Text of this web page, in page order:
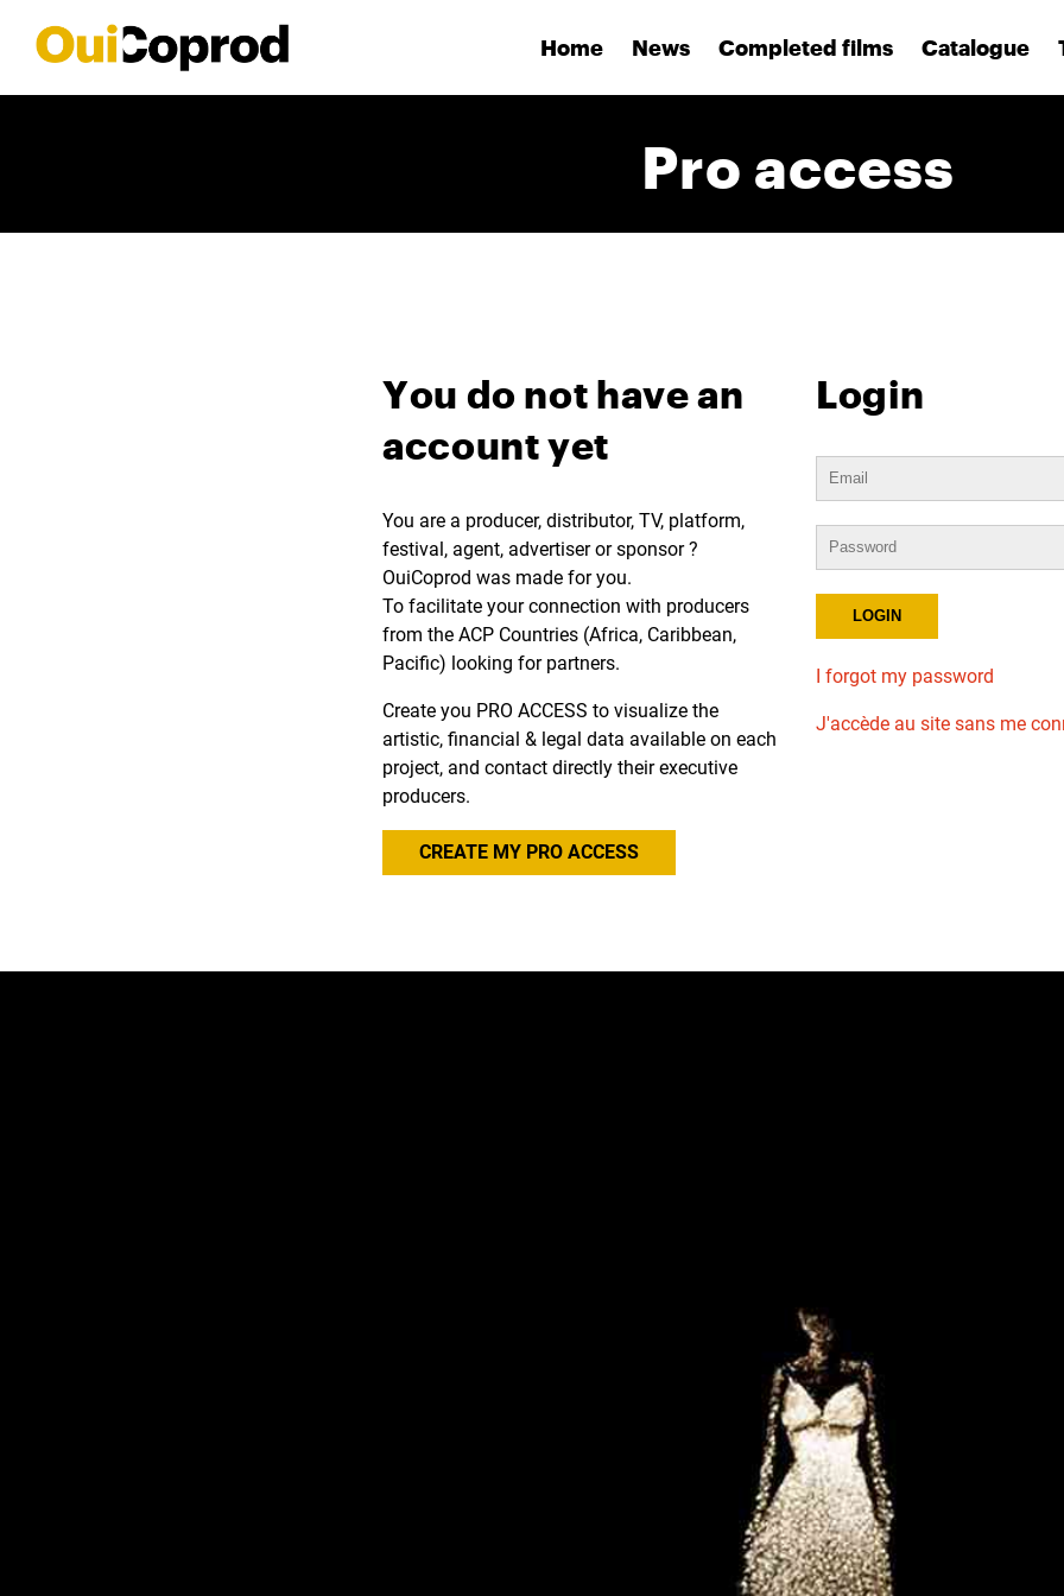
Home News Completed films Catalogue
Pro access
You do not have an
account yet
You are a producer, distributor, TV, platform,
festival, agent, advertiser or sponsor ?
OuiCoprod was made for you.
To facilitate your connection with producers
from the ACP Countries (Africa, Caribbean,
Pacific) looking for partners.
Create you PRO ACCESS to visualize the
artistic, financial & legal data available on each
project, and contact directly their executive
producers.
CREATE MY PRO ACCESS
Login
I forgot my password
J'accède au site sans me